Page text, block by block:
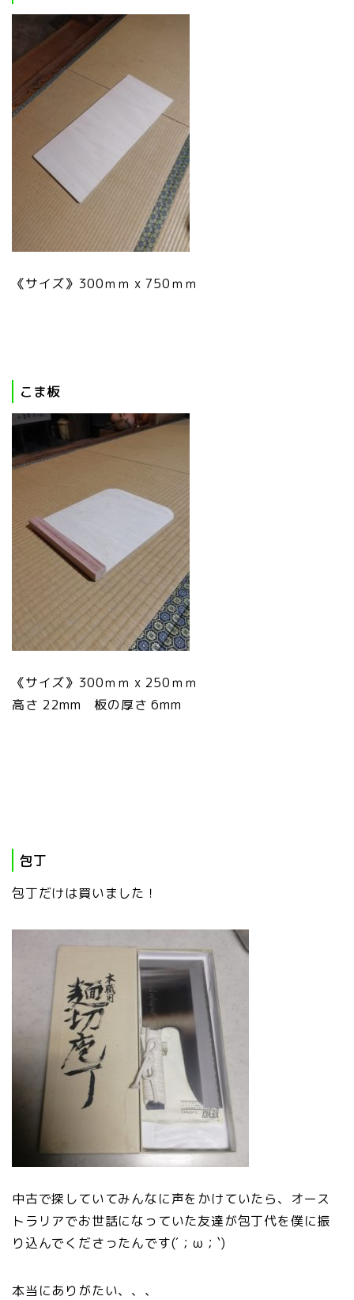
《サイズ》300ｍｍ x 750ｍｍ
こま板
《サイズ》300ｍｍ x 250ｍｍ
高さ 22mm 板の厚さ 6mm
包丁
包丁だけは買いました！
中古で探していてみんなに声をかけていたら、オース
トラリアでお世話になっていた友達が包丁代を僕に振
り込んでくださったんです(´；ω；`)
本当にありがたい、、、